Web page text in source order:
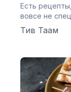
Есть
вовсе не
Тив Таам